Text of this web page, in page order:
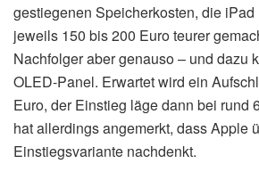
gestiegenen Speicherkosten, die
jeweils 150 bis 200 Euro teurer
Nachfolger aber genauso – und dazu
OLED-Panel. Erwartet wird ein
Euro, der Einstieg läge dann bei rund
hat allerdings angemerkt, dass Apple
Einstiegsvariante nachdenkt.